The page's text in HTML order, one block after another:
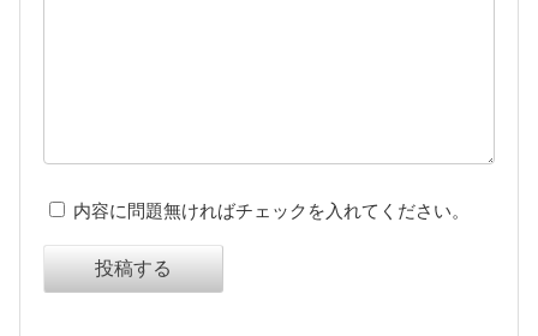
内容に問題無ければチェックを入れてください。
投稿する